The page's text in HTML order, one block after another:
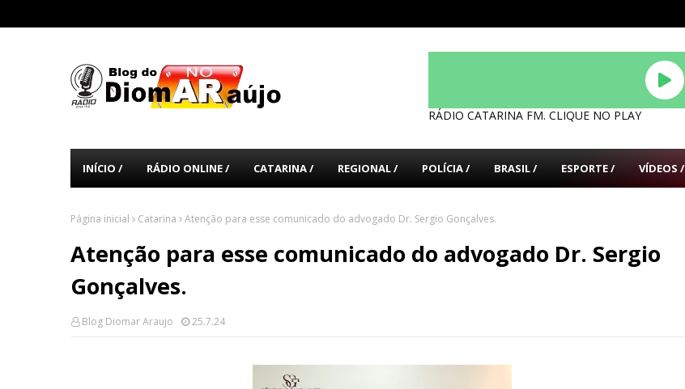
RÁDIO CATARINA FM. CLIQUE NO PLAY
INÍCIO / RÁDIO ONLINE / CATARINA / REGIONAL / POLÍCIA / BRASIL / ESPORTE / VÍDEOS /
Página inicial Catarina Atenção para esse comunicado do advogado Dr. Sergio Gonçalves.
Atenção para esse comunicado do advogado Dr. Sergio
Gonçalves.
Blog Diomar Araujo 25.7.24